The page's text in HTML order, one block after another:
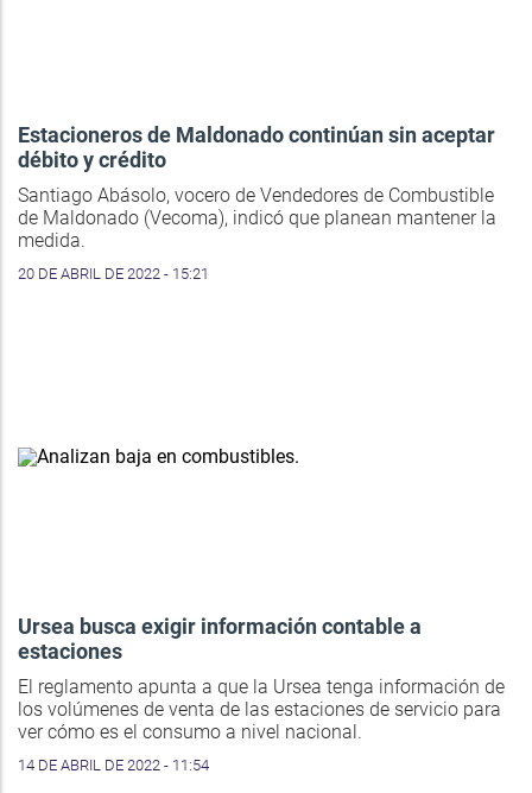
Estacioneros de Maldonado continúan sin aceptar
débito y crédito
Santiago Abásolo, vocero de Vendedores de Combustible
de Maldonado (Vecoma), indicó que planean mantener la
medida.
20 DE ABRIL DE 2022 - 15:21
Ursea busca exigir información contable a
estaciones
El reglamento apunta a que la Ursea tenga información de
los volúmenes de venta de las estaciones de servicio para
ver cómo es el consumo a nivel nacional.
14 DE ABRIL DE 2022 - 11:54